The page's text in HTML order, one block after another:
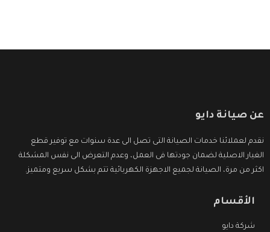
عن صيانة دايو
نقدم لعملائنا خدمات الصيانة التى تصل الى عدة سنوات مع توفير قطع
الغيار الاصلية لضمان جودتها فى العمل، وعدم التعرض الى نفس المشكلة
اكثر من مرة، الصيانة لجميع الاجهزة الكهربائية تتم بشكل سريع ومتميز.
الأقسام
شركة دايو